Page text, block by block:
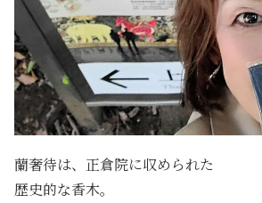
蘭奢待は、正倉院に収められた
歴史的な香木。